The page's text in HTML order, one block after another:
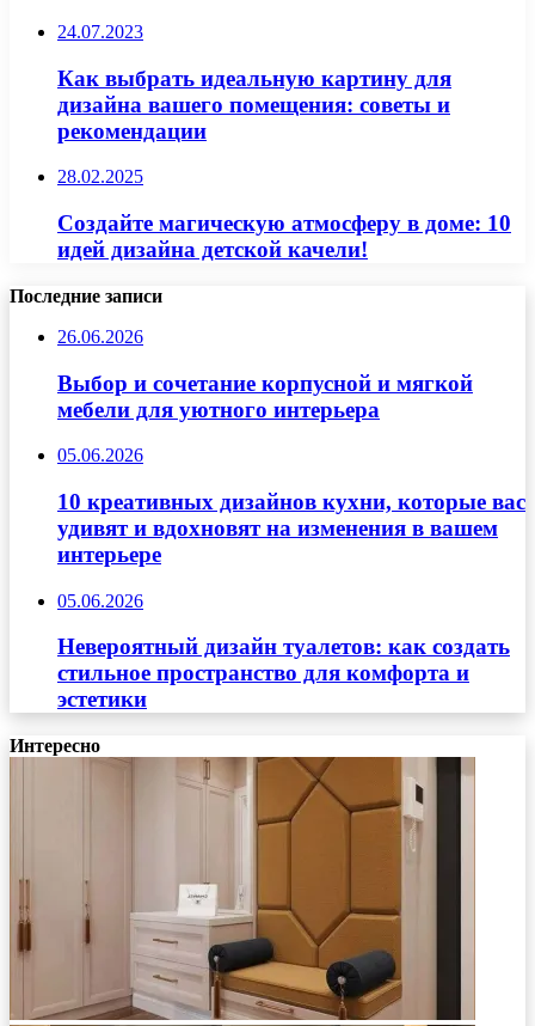
24.07.2023
Как выбрать идеальную картину для
дизайна вашего помещения: советы и
рекомендации
28.02.2025
Создайте магическую атмосферу в доме: 10
идей дизайна детской качели!
Последние записи
26.06.2026
Выбор и сочетание корпусной и мягкой
мебели для уютного интерьера
05.06.2026
10 креативных дизайнов кухни, которые вас
удивят и вдохновят на изменения в вашем
интерьере
05.06.2026
Невероятный дизайн туалетов: как создать
стильное пространство для комфорта и
эстетики
Интересно